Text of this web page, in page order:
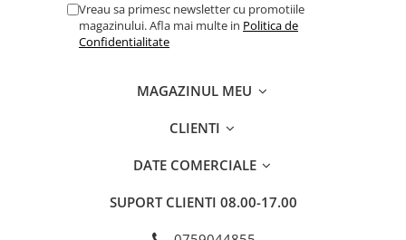
Vreau sa primesc newsletter cu promotiile
magazinului. Afla mai multe in Politica de
Confidentialitate
MAGAZINUL MEU
CLIENTI
DATE COMERCIALE
SUPORT CLIENTI 08.00-17.00